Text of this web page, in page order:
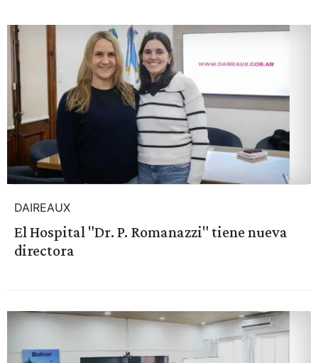
DAIREAUX
El Hospital "Dr. P. Romanazzi" tiene nueva
directora